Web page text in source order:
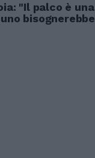
"Il palco è una
bisognerebbe